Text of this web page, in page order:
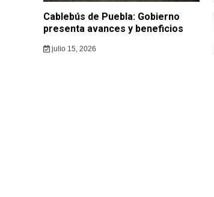
Cablebús de Puebla: Gobierno
presenta avances y beneficios
julio 15, 2026